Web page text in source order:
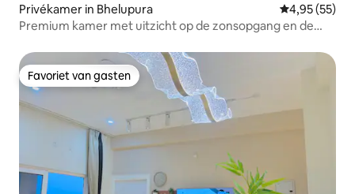
Privékamer in Bhelupura Gemiddelde
4,95 (55)
Premium kamer met uitzicht op de zonsopgang en de
Favoriet van gasten
Favoriet van gasten